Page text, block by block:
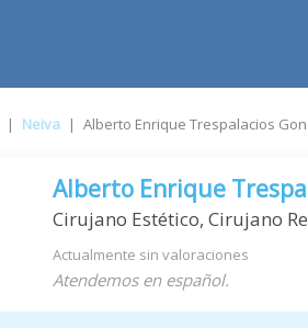
| Neiva | Alberto Enrique Trespalacios
Alberto Enrique
Cirujano Estético, Cirujano
Actualmente sin valoraciones
Atendemos en español.